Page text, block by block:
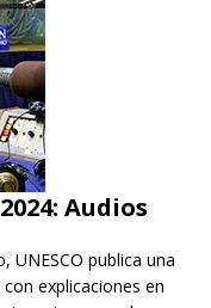
Audios
UNESCO publica una
con explicaciones en